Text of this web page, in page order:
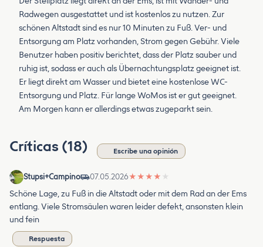
Radwegen ausgestattet und ist kostenlos zu nutzen. Zur
schönen Altstadt sind es nur 10 Minuten zu Fuß. Ver- und
Entsorgung am Platz vorhanden, Strom gegen Gebühr. Viele
Benutzer haben positiv berichtet, dass der Platz sauber und
ruhig ist, sodass er auch als Übernachtungsplatz geeignet ist.
Er liegt direkt am Wasser und bietet eine kostenlose WC-
Entsorgung und Platz. Für lange WoMos ist er gut geeignet.
Am Morgen kann er allerdings etwas zugeparkt sein.
Críticas (18) Escribe una opinión
Stupsi+Campino 07.05.2026★ ★ ★ ★ ★
Schöne Lage, zu Fuß in die Altstadt oder mit dem Rad an der Ems
entlang. Viele Stromsäulen waren leider defekt, ansonsten klein
und fein
Respuesta